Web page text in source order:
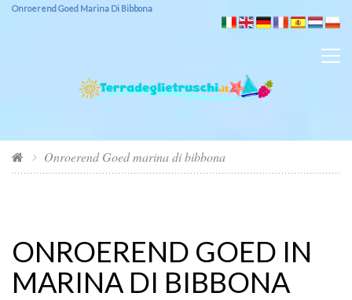
Onroerend Goed Marina Di Bibbona
Onroerend Goed marina di bibbona
ONROEREND GOED IN
MARINA DI BIBBONA